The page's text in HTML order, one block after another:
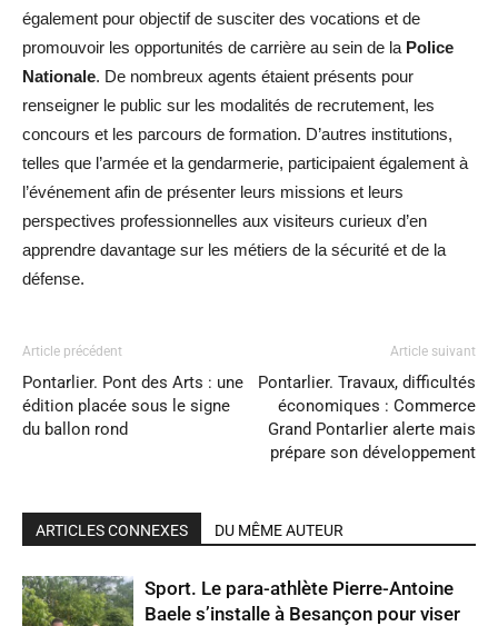
également pour objectif de susciter des vocations et de
promouvoir les opportunités de carrière au sein de la Police
Nationale. De nombreux agents étaient présents pour
renseigner le public sur les modalités de recrutement, les
concours et les parcours de formation. D’autres institutions,
telles que l’armée et la gendarmerie, participaient également à
l’événement afin de présenter leurs missions et leurs
perspectives professionnelles aux visiteurs curieux d’en
apprendre davantage sur les métiers de la sécurité et de la
défense.
Article précédent
Pontarlier. Pont des Arts : une
édition placée sous le signe
du ballon rond
Article suivant
Pontarlier. Travaux, difficultés
économiques : Commerce
Grand Pontarlier alerte mais
prépare son développement
ARTICLES CONNEXES DU MÊME AUTEUR
Sport. Le para-athlète Pierre-Antoine
Baele s’installe à Besançon pour viser